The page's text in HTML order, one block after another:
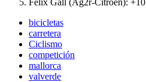
bicicletas
carretera
Ciclismo
competición
mallorca
valverde